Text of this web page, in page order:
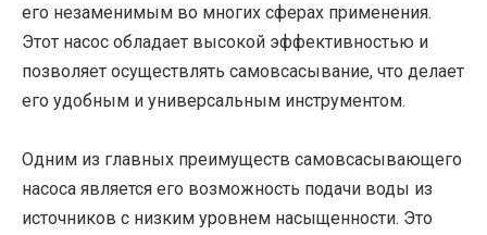
его незаменимым во многих сферах применения.
Этот насос обладает высокой эффективностью и
позволяет осуществлять самовсасывание, что делает
его удобным и универсальным инструментом.
Одним из главных преимуществ самовсасывающего
насоса является его возможность подачи воды из
источников с низким уровнем насыщенности. Это